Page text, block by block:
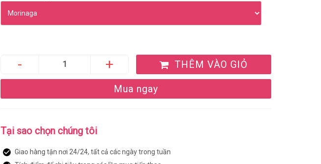
THÊM VÀO GIỎ
Mua ngay
Tại sao chọn chúng tôi
Giao hàng tận nơi 24/24, tất cả các ngày trong tuần